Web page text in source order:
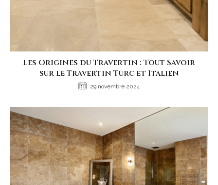
Les Origines du Travertin : Tout Savoir
sur le Travertin Turc et Italien
29 novembre 2024